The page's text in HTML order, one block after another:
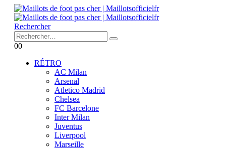
Rechercher
00
RÉTRO
AC Milan
Arsenal
Atletico Madrid
Chelsea
FC Barcelone
Inter Milan
Juventus
Liverpool
Marseille